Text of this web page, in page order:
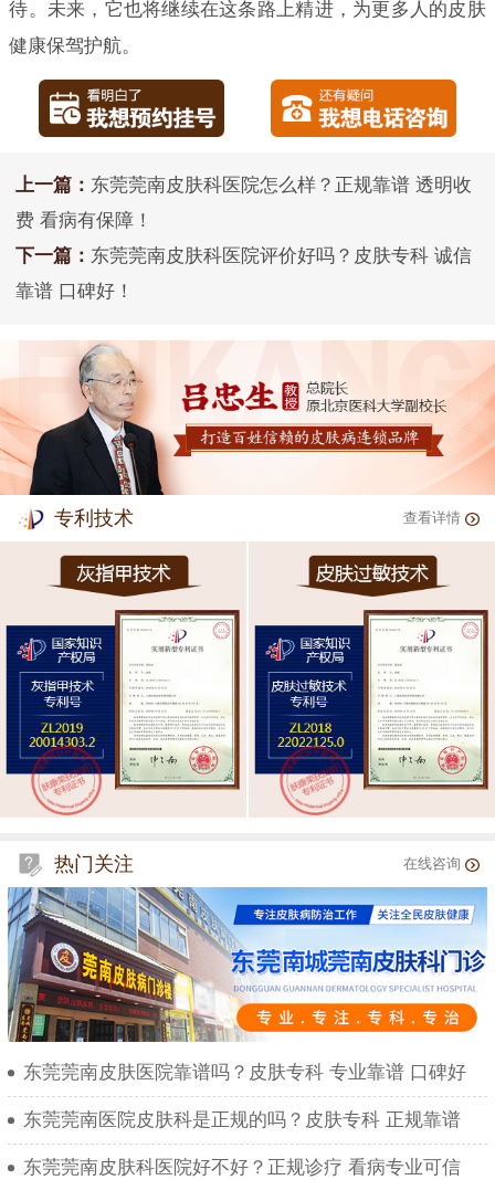
待。未来，它也将继续在这条路上精进，为更多人的皮肤
健康保驾护航。
上一篇： 东莞莞南皮肤科医院怎么样？正规靠谱 透明收
费 看病有保障！
下一篇： 东莞莞南皮肤科医院评价好吗？皮肤专科 诚信
靠谱 口碑好！
专利技术 查看详情
热门关注 在线咨询
东莞莞南皮肤医院靠谱吗？皮肤专科 专业靠谱 口碑好
东莞莞南医院皮肤科是正规的吗？皮肤专科 正规靠谱
东莞莞南皮肤科医院好不好？正规诊疗 看病专业可信